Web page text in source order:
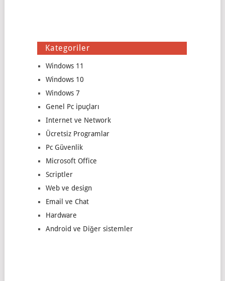
Kategoriler
Windows 11
Windows 10
Windows 7
Genel Pc ipuçları
Internet ve Network
Ücretsiz Programlar
Pc Güvenlik
Microsoft Office
Scriptler
Web ve design
Email ve Chat
Hardware
Android ve Diğer sistemler